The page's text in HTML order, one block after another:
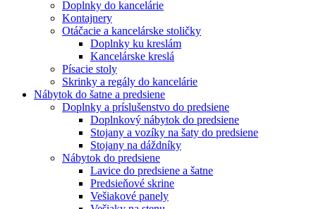
Doplnky do kancelárie
Kontajnery
Otáčacie a kancelárske stoličky
Doplnky ku kreslám
Kancelárske kreslá
Písacie stoly
Skrinky a regály do kancelárie
Nábytok do šatne a predsiene
Doplnky a príslušenstvo do predsiene
Doplnkový nábytok do predsiene
Stojany a vozíky na šaty do predsiene
Stojany na dáždníky
Nábytok do predsiene
Lavice do predsiene a šatne
Predsieňové skrine
Vešiakové panely